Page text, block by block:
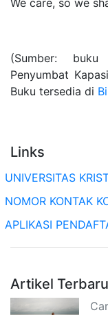
We care, so we
(Sumber:
Penyumbat
Buku tersedia di
Links
UNIVERSITAS
NOMOR KONTAK
APLIKASI
Artikel Terbaru